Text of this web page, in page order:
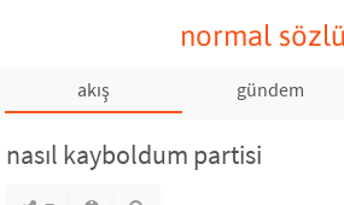
normal
akış gündem
nasıl kayboldum partisi